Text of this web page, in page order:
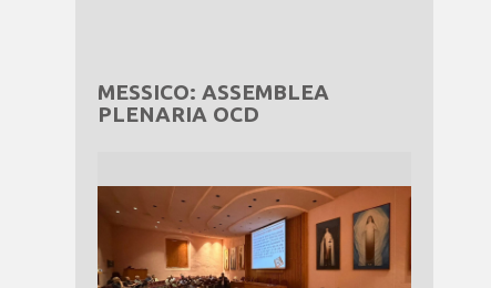
MESSICO: ASSEMBLEA
PLENARIA OCD